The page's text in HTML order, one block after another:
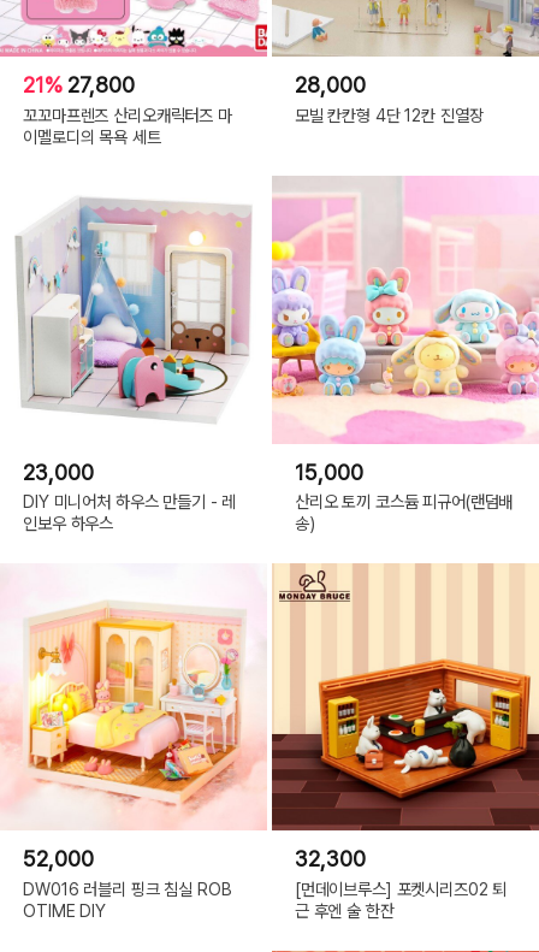
21% 27,800
꼬꼬마프렌즈 산리오캐릭터즈 마
이멜로디의 목욕 세트
28,000
모빌 칸칸형 4단 12칸 진열장
23,000
DIY 미니어처 하우스 만들기 - 레
인보우 하우스
15,000
산리오 토끼 코스듐 피규어(랜덤배
송)
52,000
DW016 러블리 핑크 침실 ROB
OTIME DIY
32,300
[먼데이브루스] 포켓시리즈02 퇴
근 후엔 술 한잔